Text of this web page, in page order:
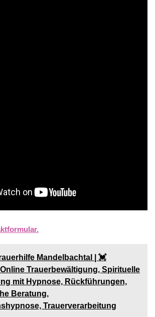
Mandelbachtal | 💓️️
Trauerbewältigung, Spirituelle
mit Hypnose, Rückführungen,
Beratung,
Trauerverarbeitung